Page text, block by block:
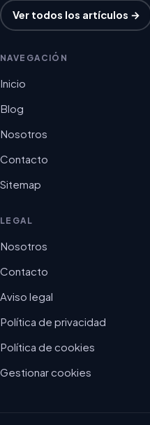
Ver todos los artículos →
NAVEGACIÓN
Inicio
Blog
Nosotros
Contacto
Sitemap
LEGAL
Nosotros
Contacto
Aviso legal
Política de privacidad
Política de cookies
Gestionar cookies